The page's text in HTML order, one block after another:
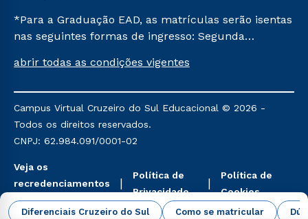
Diferenciais Cruzeiro do Sul Como se matricular
*Para a Graduação EAD, as matrículas serão isentas
nas seguintes formas de ingresso: Segunda
Já para as demais, a taxa de matrícula será de R$
mencionadas são referentes aos cursos: Ensino
Religioso, Geografia para a Docência e Metodologia
do Ensino de História: Questões Atuais.
abrir todas as condições vigentes
Campus Virtual Cruzeiro do Sul Educacional © 2026 -
Todos os direitos reservados.
CNPJ: 62.984.091/0001-02
Veja os
recredenciamentos
aqui
Política de
Privacidade
Política de
Cookies